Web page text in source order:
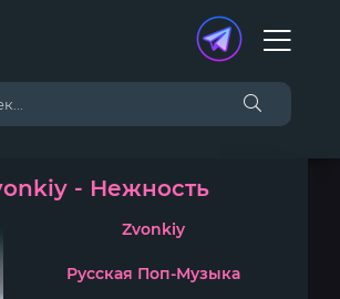
- Нежность
Zvonkiy
Русская Поп-Музыка